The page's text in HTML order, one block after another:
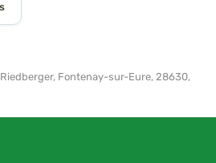
Fontenay-sur-Eure, 28630,